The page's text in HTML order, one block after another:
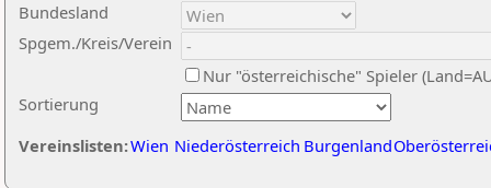
Sortierung
Bundesland
Spgem./Kreis/Verein
Nur "österreichische" Spieler
Vereinslisten:Wien Niederösterreich Burgenland